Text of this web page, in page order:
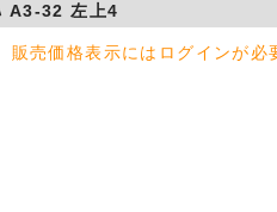
A3-32 左上4
販売価格表示にはログインが必